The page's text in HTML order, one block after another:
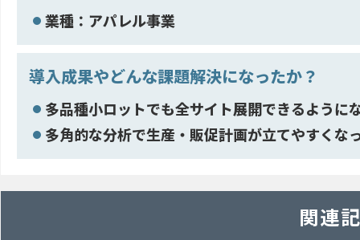
業種：アパレル事業
導入成果やどんな課題解決になったか？
多品種小ロットでも全サイト展開できるように
多角的な分析で生産・販促計画が立てやすくな
関連